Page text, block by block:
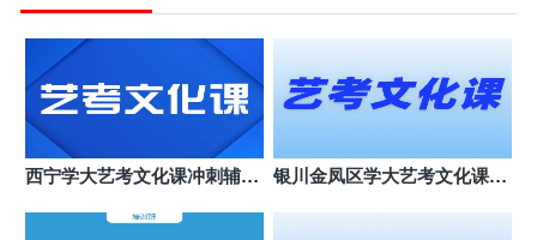
常州武进区海豚教育(常州湖塘校区)
常州武进区常武北路72号
苏州吴中区海豚教育(苏州星海校区)
苏州吴中区星海街198号星海大厦西塔4幢8楼801-1单
9
苏州虎丘区海豚教育(苏州虎丘区玉山路
山路校区
西宁学大艺考文化课冲刺辅导
银川金凤区学大艺考文化课机